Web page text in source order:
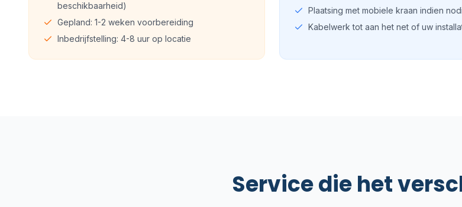
beschikbaarheid)
Gepland: 1-2 weken voorbereiding
Inbedrijfstelling: 4-8 uur op locatie
Plaatsing met mobiele kraan indien
Kabelwerk tot aan het net of uw
Service die het